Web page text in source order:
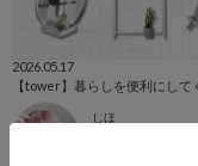
2026.05.17
しほ